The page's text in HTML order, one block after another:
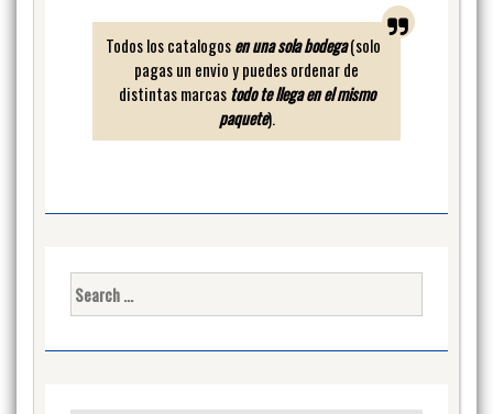
Todos los catalogosen una sola bodega (solo
pagas un envio y puedes ordenar de
distintas marcastodo te llega en el mismo
paquete).
Search
for: